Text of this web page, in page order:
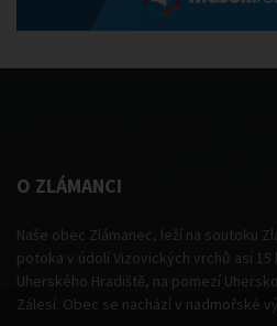
O ZLÁMANCI
Naše obec Zlámanec, leží na soutoku
potoka v údolí Vizovických vrchů asi
Uherského Hradiště, na pomezí
Zálesí. Obec se nachází v nadmořské